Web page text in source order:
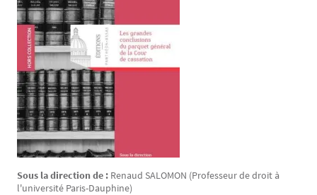
Sous la direction de : Renaud SALOMON (Professeur de droit à
l'université Paris-Dauphine)